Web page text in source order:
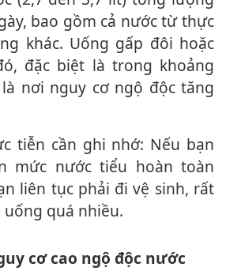
bao gồm cả nước từ thực
khác. Uống gấp đôi hoặc
đặc biệt là trong khoảng
nơi nguy cơ ngộ độc tăng
mức nước tiểu hoàn toàn
liên tục phải đi vệ sinh, rất
quá nhiều.
cơ cao ngộ độc nước